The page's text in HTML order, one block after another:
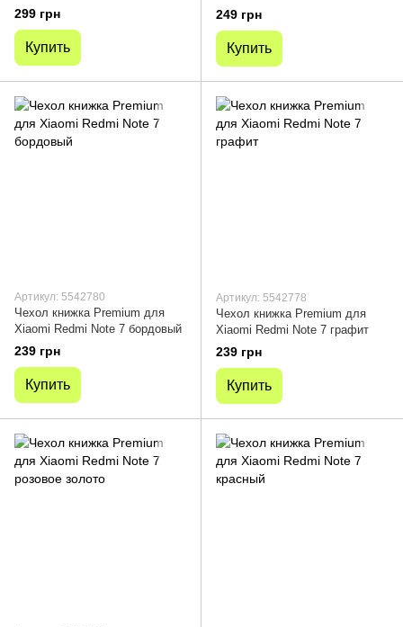
Full camera закрытый низ +
защита камеры Зеленый / Dark
green
299 грн
Купить
249 грн
Купить
Артикул: 5542780
Чехол книжка Premium для
Xiaomi Redmi Note 7 бордовый
239 грн
Купить
Артикул: 5542778
Чехол книжка Premium для
Xiaomi Redmi Note 7 графит
239 грн
Купить